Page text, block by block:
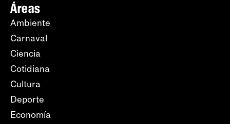
Áreas
Ambiente
Carnaval
Ciencia
Cotidiana
Cultura
Deporte
Economía